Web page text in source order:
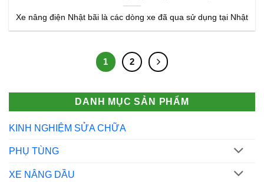
Xe nâng điện Nhật bãi là các dòng xe đã qua sử dụng tại Nhật
1 2
DANH MỤC SẢN PHẨM
KINH NGHIỆM SỬA CHỮA
PHỤ TÙNG
XE NÂNG DẦU